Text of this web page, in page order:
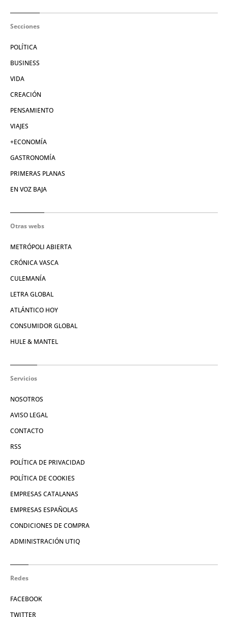
Secciones
POLÍTICA
BUSINESS
VIDA
CREACIÓN
PENSAMIENTO
VIAJES
+ECONOMÍA
GASTRONOMÍA
PRIMERAS PLANAS
EN VOZ BAJA
Otras webs
METRÓPOLI ABIERTA
CRÓNICA VASCA
CULEMANÍA
LETRA GLOBAL
ATLÁNTICO HOY
CONSUMIDOR GLOBAL
HULE & MANTEL
Servicios
NOSOTROS
AVISO LEGAL
CONTACTO
RSS
POLÍTICA DE PRIVACIDAD
POLÍTICA DE COOKIES
EMPRESAS CATALANAS
EMPRESAS ESPAÑOLAS
CONDICIONES DE COMPRA
ADMINISTRACIÓN UTIQ
Redes
FACEBOOK
TWITTER